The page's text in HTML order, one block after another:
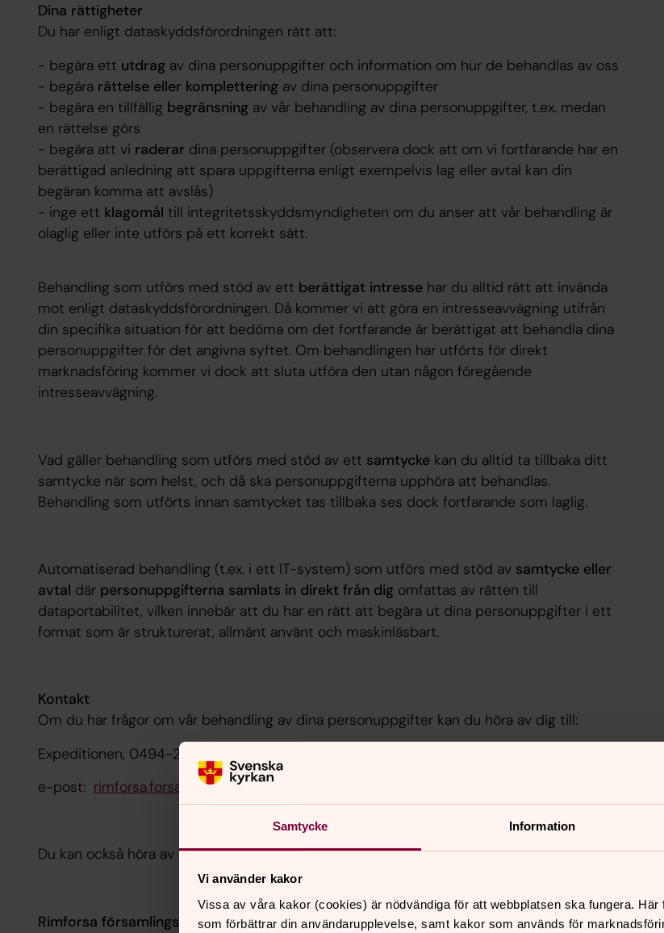
Samtycke Information
Vi använder kakor
Vissa av våra kakor (cookies) är nödvändiga för att webbplatsen ska fungera.
som förbättrar din användarupplevelse, samt kakor som används för
Dina rättigheter
Du har enligt dataskyddsförordningen rätt att:
- begära ett utdragav dina personuppgifter och information om hur de behandlas av oss
- begära rättelse eller kompletteringav dina personuppgifter
- begära en tillfällig begränsningav vår behandling av dina personuppgifter, t.ex. medan
en rättelse görs
- begära att vi raderar dina personuppgifter (observera dock att om vi fortfarande har en
berättigad anledning att spara uppgifterna enligt exempelvis lag eller avtal kan din
begäran komma att avslås)
- inge ett klagomål till integritetsskyddsmyndigheten om du anser att vår behandling är
olaglig eller inte utförs på ett korrekt sätt.
Behandling som utförs med stöd av ett berättigat intressehar du alltid rätt att invända
mot enligt dataskyddsförordningen. Då kommer vi att göra en intresseavvägning utifrån
din specifika situation för att bedöma om det fortfarande är berättigat att behandla dina
personuppgifter för det angivna syftet. Om behandlingen har utförts för direkt
marknadsföring kommer vi dock att sluta utföra den utan någon föregående
intresseavvägning.
Vad gäller behandling som utförs med stöd av ett samtyckekan du alltid ta tillbaka ditt
samtycke när som helst, och då ska personuppgifterna upphöra att behandlas.
Behandling som utförts innan samtycket tas tillbaka ses dock fortfarande som laglig.
Automatiserad behandling (t.ex. i ett IT-system) som utförs med stöd av samtycke eller
avtal där personuppgifterna samlats in direkt från digomfattas av rätten till
dataportabilitet, vilken innebär att du har en rätt att begära ut dina personuppgifter i ett
format som är strukturerat, allmänt använt och maskinläsbart.
Kontakt
Om du har frågor om vår behandling av dina personuppgifter kan du höra av dig till:
Expeditionen, 0494-210 00
e-post: rimforsa.forsamling@svenskakyrkan.se
Du kan också höra av dig till Rimforsa församlings dataskyddsombud.
Rimforsa församlings dataskyddsombud